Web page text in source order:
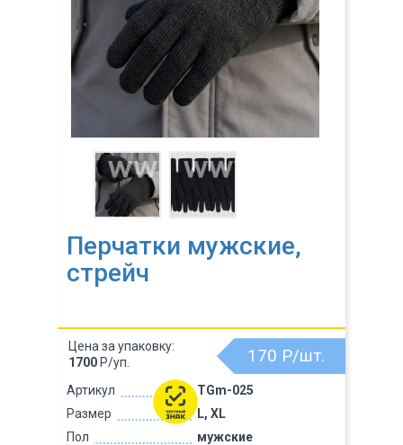
Перчатки мужские,
стрейч
Артикул
TGm-025
Размер
L, XL
Пол
мужские
170 Р/шт.
Цена за упаковку:
1700 Р/уп.